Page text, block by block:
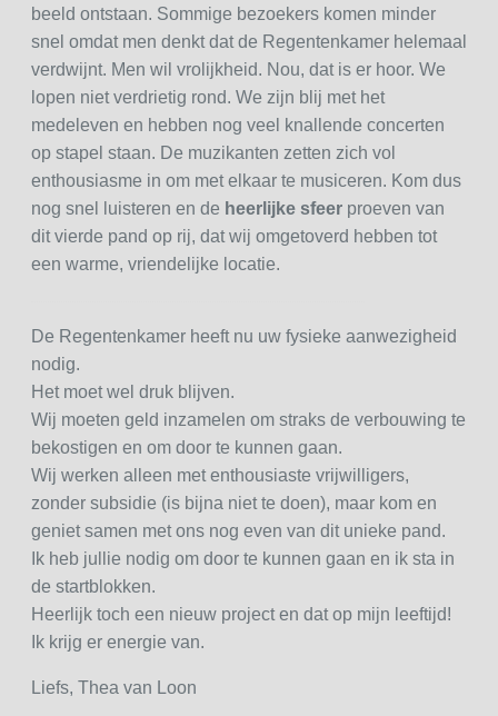
beeld ontstaan. Sommige bezoekers komen minder
snel omdat men denkt dat de Regentenkamer helemaal
verdwijnt. Men wil vrolijkheid. Nou, dat is er hoor. We
lopen niet verdrietig rond. We zijn blij met het
medeleven en hebben nog veel knallende concerten
op stapel staan. De muzikanten zetten zich vol
enthousiasme in om met elkaar te musiceren. Kom dus
nog snel luisteren en de heerlijke sfeerproeven van
dit vierde pand op rij, dat wij omgetoverd hebben tot
een warme, vriendelijke locatie.
De Regentenkamer heeft nu uw fysieke aanwezigheid
nodig.
Het moet wel druk blijven.
Wij moeten geld inzamelen om straks de verbouwing te
bekostigen en om door te kunnen gaan.
Wij werken alleen met enthousiaste vrijwilligers,
zonder subsidie (is bijna niet te doen), maar kom en
geniet samen met ons nog even van dit unieke pand.
Ik heb jullie nodig om door te kunnen gaan en ik sta in
de startblokken.
Heerlijk toch een nieuw project en dat op mijn leeftijd!
Ik krijg er energie van.
Liefs, Thea van Loon